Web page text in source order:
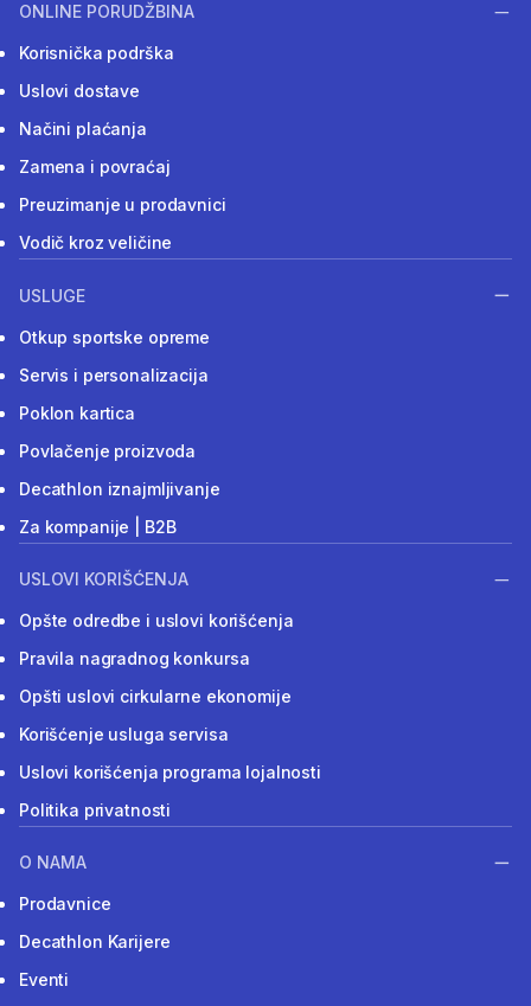
ONLINE PORUDŽBINA
Korisnička podrška
Uslovi dostave
Načini plaćanja
Zamena i povraćaj
Preuzimanje u prodavnici
Vodič kroz veličine
USLUGE
Otkup sportske opreme
Servis i personalizacija
Poklon kartica
Povlačenje proizvoda
Decathlon iznajmljivanje
Za kompanije | B2B
USLOVI KORIŠĆENJA
Opšte odredbe i uslovi korišćenja
Pravila nagradnog konkursa
Opšti uslovi cirkularne ekonomije
Korišćenje usluga servisa
Uslovi korišćenja programa lojalnosti
Politika privatnosti
O NAMA
Prodavnice
Decathlon Karijere
Eventi